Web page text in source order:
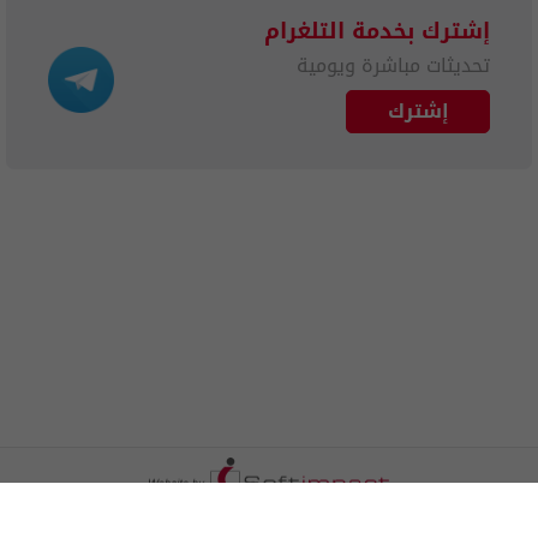
إشترك بخدمة التلغرام
تحديثات مباشرة ويومية
إشترك